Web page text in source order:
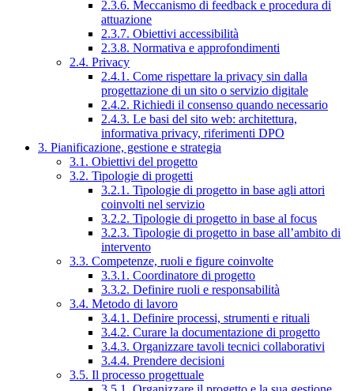
2.3.6. Meccanismo di feedback e procedura di
attuazione
2.3.7. Obiettivi accessibilità
2.3.8. Normativa e approfondimenti
2.4. Privacy
2.4.1. Come rispettare la privacy sin dalla
progettazione di un sito o servizio digitale
2.4.2. Richiedi il consenso quando necessario
2.4.3. Le basi del sito web: architettura,
informativa privacy, riferimenti DPO
3. Pianificazione, gestione e strategia
3.1. Obiettivi del progetto
3.2. Tipologie di progetti
3.2.1. Tipologie di progetto in base agli attori
coinvolti nel servizio
3.2.2. Tipologie di progetto in base al focus
3.2.3. Tipologie di progetto in base all’ambito di
intervento
3.3. Competenze, ruoli e figure coinvolte
3.3.1. Coordinatore di progetto
3.3.2. Definire ruoli e responsabilità
3.4. Metodo di lavoro
3.4.1. Definire processi, strumenti e rituali
3.4.2. Curare la documentazione di progetto
3.4.3. Organizzare tavoli tecnici collaborativi
3.4.4. Prendere decisioni
3.5. Il processo progettuale